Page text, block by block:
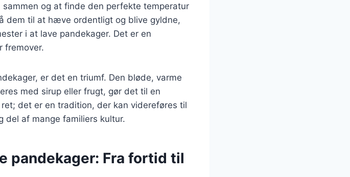
og at finde den perfekte temperatur
dem til at hæve ordentligt og blive gyldne,
i at lave pandekager. Det er en
fremover.
er det en triumf. Den bløde, varme
med sirup eller frugt, gør det til en
det er en tradition, der kan videreføres til
af mange familiers kultur.
pandekager: Fra fortid til